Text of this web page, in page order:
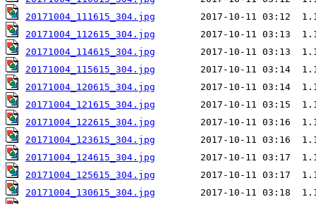
20171004_111615_304.jpg
20171004_112615_304.jpg
20171004_114615_304.jpg
20171004_115615_304.jpg
20171004_120615_304.jpg
20171004_121615_304.jpg
20171004_122615_304.jpg
20171004_123615_304.jpg
20171004_124615_304.jpg
20171004_125615_304.jpg
20171004_130615_304.jpg